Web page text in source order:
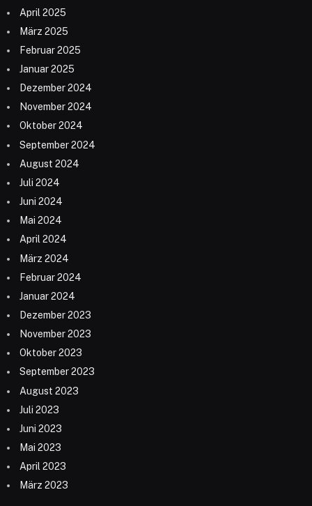
April 2025
März 2025
Februar 2025
Januar 2025
Dezember 2024
November 2024
Oktober 2024
September 2024
August 2024
Juli 2024
Juni 2024
Mai 2024
April 2024
März 2024
Februar 2024
Januar 2024
Dezember 2023
November 2023
Oktober 2023
September 2023
August 2023
Juli 2023
Juni 2023
Mai 2023
April 2023
März 2023